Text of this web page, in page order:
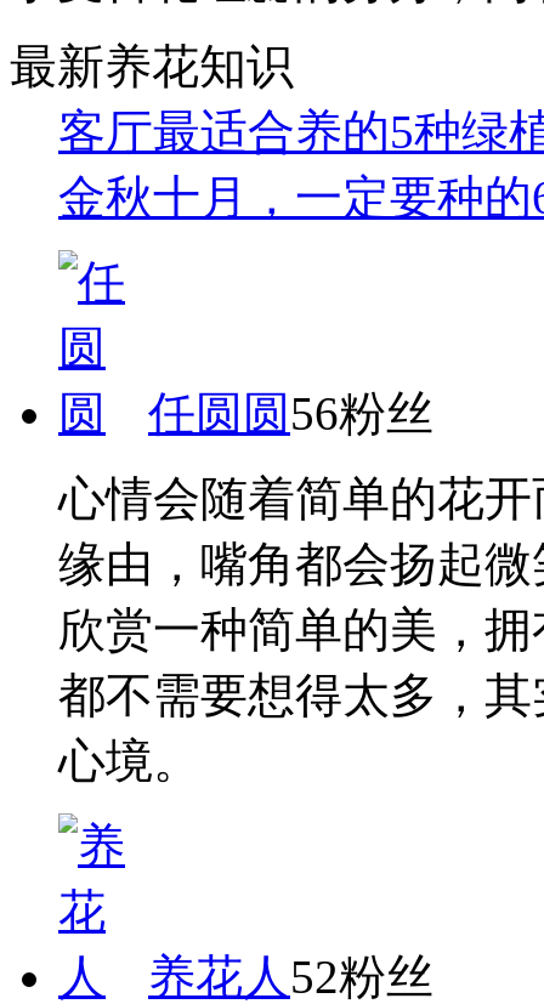
最新养花知识
客厅最适合养的5种绿
金秋十月，一定要种
任圆圆56粉丝
心情会随着简单的花
缘由，嘴角都会扬起
欣赏一种简单的美，
都不需要想得太多，
心境。
养花人 52粉丝